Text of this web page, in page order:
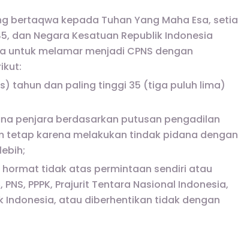
bertaqwa kepada Tuhan Yang Maha Esa, setia
dan Negara Kesatuan Republik Indonesia
melamar menjadi CPNS dengan
tahun dan paling tinggi 35 (tiga puluh lima)
penjara berdasarkan putusan pengadilan
tetap karena melakukan tindak pidana dengan
tidak atas permintaan sendiri atau
PPPK, Prajurit Tentara Nasional Indonesia,
Indonesia, atau diberhentikan tidak dengan